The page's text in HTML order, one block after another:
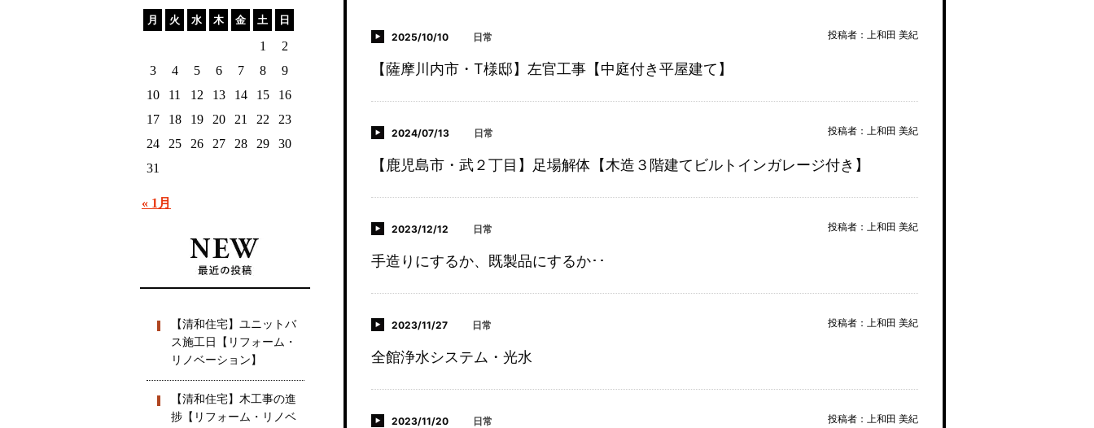
月 火 水 木 金 土 日
« 1月
1
2
3
4 5 6 7 8
9
10
11 12 13 14 15
16
17
18 19 20 21 22
23
24
25 26 27 28 29
30
31
【清和住宅】ユニットバ
ス施工日【リフォーム・
リノベーション】
【清和住宅】木工事の進
捗【リフォーム・リノベ
2025/10/10 日常
【薩摩川内市・T様邸】左官工事【中庭付き平屋建て】
投稿者：上和田 美紀
2024/07/13 日常
【鹿児島市・武２丁目】足場解体【木造３階建てビルトインガレージ付き】
投稿者：上和田 美紀
2023/12/12 日常
手造りにするか、既製品にするか･･
投稿者：上和田 美紀
2023/11/27 日常
全館浄水システム・光水
投稿者：上和田 美紀
2023/11/20 日常 投稿者：上和田 美紀